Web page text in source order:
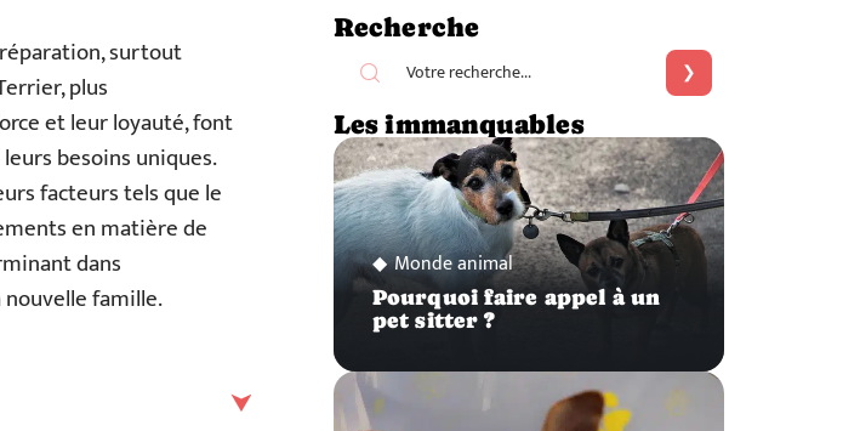
surtout
plus
et leur loyauté, font
besoins uniques.
facteurs tels que le
en matière de
dans
famille.
Recherche
Les immanquables
Monde animal
Pourquoi faire appel à un
pet sitter ?